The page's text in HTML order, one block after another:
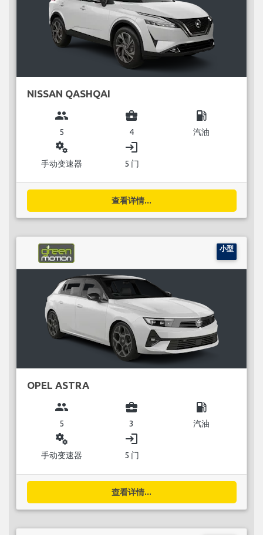
NISSAN QASHQAI
group
5
business_center
4
local_gas_station
汽油
miscellaneous_services
手动变速器
login
5 门
查看详情...
小型
OPEL ASTRA
group
5
business_center
3
local_gas_station
汽油
miscellaneous_services
手动变速器
login
5 门
查看详情...